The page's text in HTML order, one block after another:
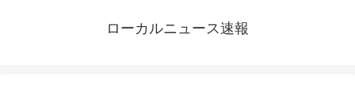
ローカルニュース速報